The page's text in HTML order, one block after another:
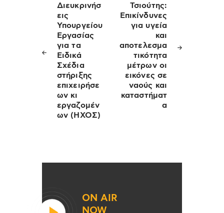
άρθρων
Διευκρινήσ
εις
Υπουργείου
Εργασίας
για τα
Ειδικά
Σχέδια
στήριξης
επιχειρήσε
ων κι
εργαζομέν
ων (ΗΧΟΣ)
Τσιούτης:
Επικίνδυνες
για υγεία
και
αποτελεσμα
τικότητα
μέτρων οι
εικόνες σε
ναούς και
καταστήματ
α
ON AIR
NOW